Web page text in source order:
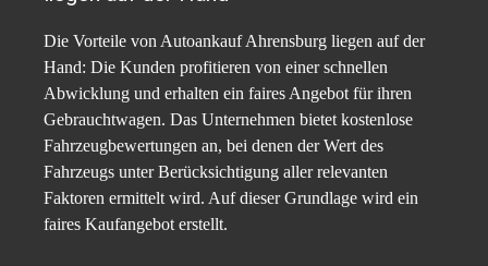
Die Vorteile von Autoankauf Ahrensburg liegen auf der
Hand: Die Kunden profitieren von einer schnellen
Abwicklung und erhalten ein faires Angebot für ihren
Gebrauchtwagen. Das Unternehmen bietet kostenlose
Fahrzeugbewertungen an, bei denen der Wert des
Fahrzeugs unter Berücksichtigung aller relevanten
Faktoren ermittelt wird. Auf dieser Grundlage wird ein
faires Kaufangebot erstellt.